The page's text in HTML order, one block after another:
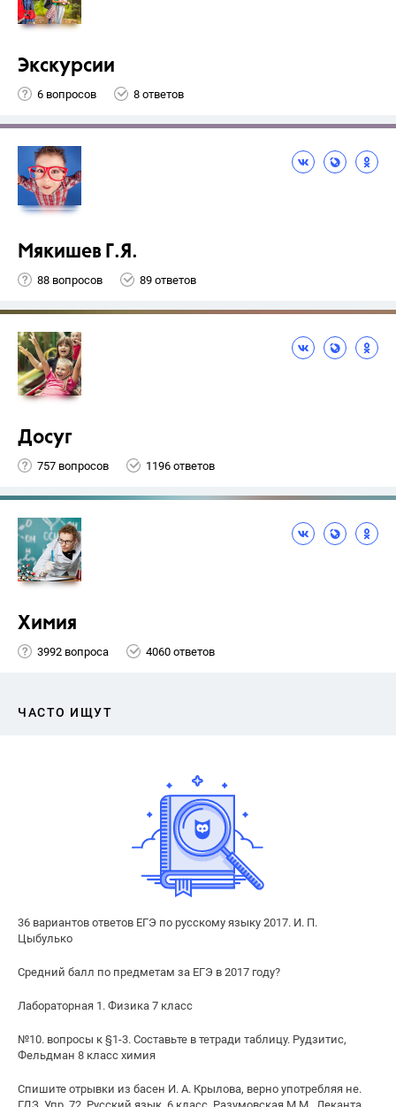
Экскурсии
6 вопросов 8 ответов
Мякишев Г.Я.
88 вопросов 89 ответов
Досуг
757 вопросов 1196 ответов
Химия
3992 вопроса 4060 ответов
ЧАСТО ИЩУТ
36 вариантов ответов ЕГЭ по русскому языку 2017. И. П.
Цыбулько
Средний балл по предметам за ЕГЭ в 2017 году?
Лабораторная 1. Физика 7 класс
№10. вопросы к §1-3. Составьте в тетради таблицу. Рудзитис,
Фельдман 8 класс химия
Спишите отрывки из басен И. А. Крылова, верно употребляя не.